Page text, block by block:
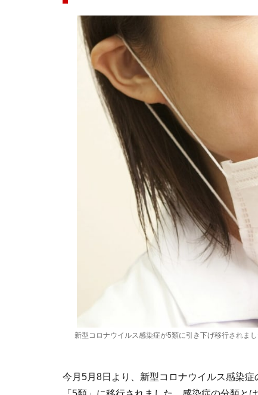
新型コロナウイルス感染症が5類に引き下げ移行されま
今月5月8日より、新型コロナウイルス感染